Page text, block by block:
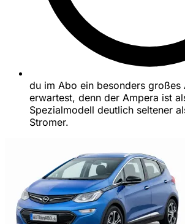
du im Abo ein besonders großes
erwartest, denn der Ampera ist
Spezialmodell deutlich seltener
Stromer.